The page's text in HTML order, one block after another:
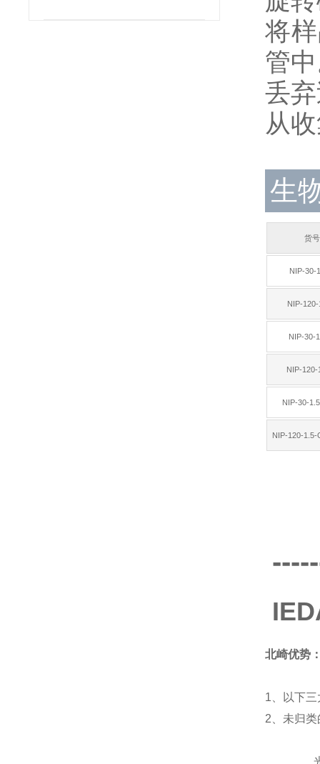
将
管
丢
从
生
货号
NIP-30-
NIP-120-
NIP-30-
NIP-120-
NIP-30-
NIP-120-1.5-
北崎优势
1、以下
2、未归
光源